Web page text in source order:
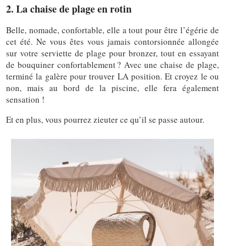
2. La chaise de plage en rotin
Belle, nomade, confortable, elle a tout pour être l’égérie de
cet été. Ne vous êtes vous jamais contorsionnée allongée
sur votre serviette de plage pour bronzer, tout en essayant
de bouquiner confortablement ? Avec une chaise de plage,
terminé la galère pour trouver LA position. Et croyez le ou
non, mais au bord de la piscine, elle fera également
sensation !
Et en plus, vous pourrez zieuter ce qu’il se passe autour.